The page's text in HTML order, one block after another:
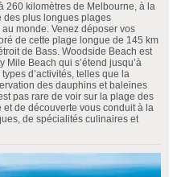
260 kilomètres de Melbourne, à la
des plus longues plages
monde. Venez déposer vos
de cette plage longue de 145 km
de Bass. Woodside Beach est
Mile Beach qui s’étend jusqu’à
d’activités, telles que la
des dauphins et baleines
pas rare de voir sur la plage des
de découverte vous conduit à la
de spécialités culinaires et